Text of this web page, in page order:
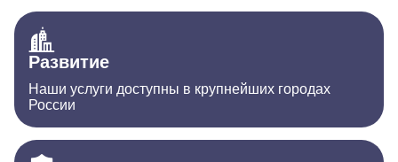
Развитие
Наши услуги доступны в крупнейших городах
России